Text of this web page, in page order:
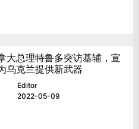
大总理特鲁多突访基辅，宣
乌克兰提供新武器
Editor
2022-05-09